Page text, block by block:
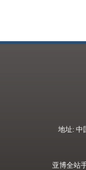
地址: 中
亚博全站